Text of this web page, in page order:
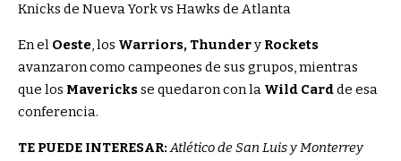
Knicks de Nueva York vs Hawks de Atlanta
En el Oeste, los Warriors, Thundery Rockets
avanzaron como campeones de sus grupos, mientras
que los Mavericksse quedaron con la Wild Cardde esa
conferencia.
TE PUEDE INTERESAR:Atlético de San Luis y Monterrey